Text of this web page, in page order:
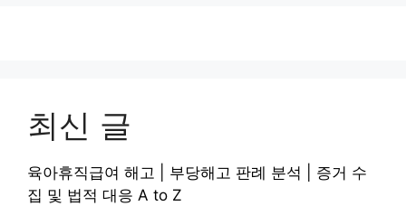
최신 글
육아휴직급여 해고 | 부당해고 판례 분석 | 증거 수
집 및 법적 대응 A to Z